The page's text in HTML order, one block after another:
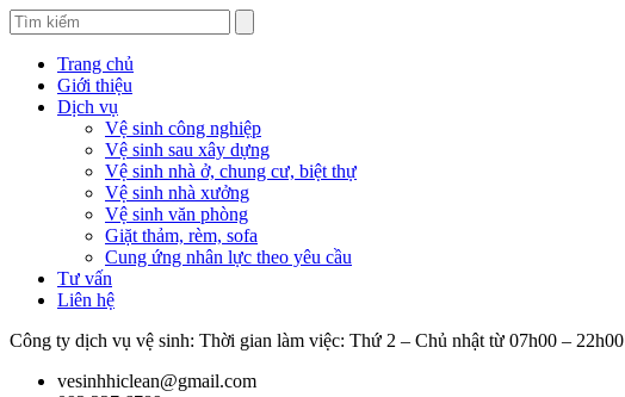
Trang chủ
Giới thiệu
Dịch vụ
Vệ sinh công nghiệp
Vệ sinh sau xây dựng
Vệ sinh nhà ở, chung cư, biệt thự
Vệ sinh nhà xưởng
Vệ sinh văn phòng
Giặt thảm, rèm, sofa
Cung ứng nhân lực theo yêu cầu
Tư vấn
Liên hệ
Công ty dịch vụ vệ sinh: Thời gian làm việc: Thứ 2 – Chủ nhật từ 07h00 – 22h00
vesinhhiclean@gmail.com